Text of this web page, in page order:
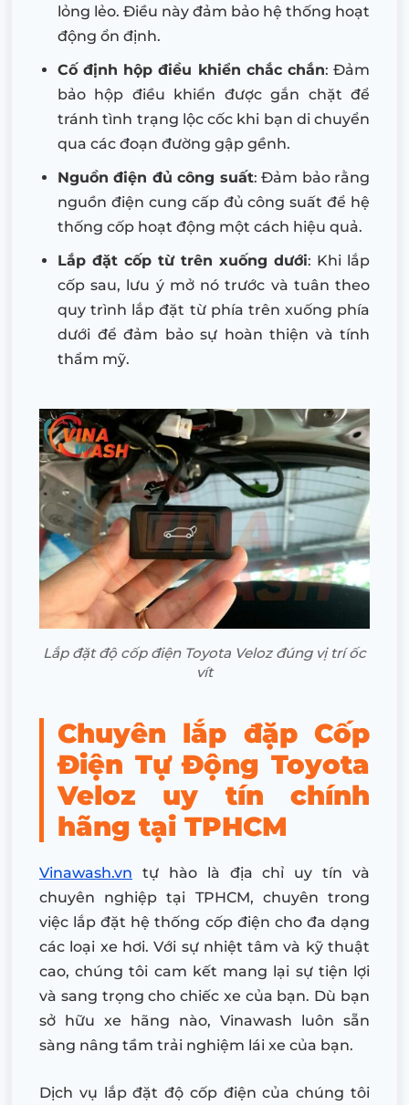
lỏng lẻo. Điều này đảm bảo hệ thống hoạt
động ổn định.
Cố định hộp điều khiển chắc chắn: Đảm
bảo hộp điều khiển được gắn chặt để
tránh tình trạng lộc cốc khi bạn di chuyển
qua các đoạn đường gập gềnh.
Nguồn điện đủ công suất: Đảm bảo rằng
nguồn điện cung cấp đủ công suất để hệ
thống cốp hoạt động một cách hiệu quả.
Lắp đặt cốp từ trên xuống dưới: Khi lắp
cốp sau, lưu ý mở nó trước và tuân theo
quy trình lắp đặt từ phía trên xuống phía
dưới để đảm bảo sự hoàn thiện và tính
thẩm mỹ.
Lắp đặt độ cốp điện Toyota Veloz đúng vị trí ốc
vít
Chuyên lắp đặp Cốp
Điện Tự Động Toyota
Veloz uy tín chính
hãng tại TPHCM
Vinawash.vn tự hào là địa chỉ uy tín và
chuyên nghiệp tại TPHCM, chuyên trong
việc lắp đặt hệ thống cốp điện cho đa dạng
các loại xe hơi. Với sự nhiệt tâm và kỹ thuật
cao, chúng tôi cam kết mang lại sự tiện lợi
và sang trọng cho chiếc xe của bạn. Dù bạn
sở hữu xe hãng nào, Vinawash luôn sẵn
sàng nâng tầm trải nghiệm lái xe của bạn.
Dịch vụ lắp đặt độ cốp điện của chúng tôi